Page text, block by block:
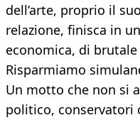
dell’arte, proprio il
relazione, finisca in
economica, di
Risparmiamo
Un motto che non si
politico, conservatori